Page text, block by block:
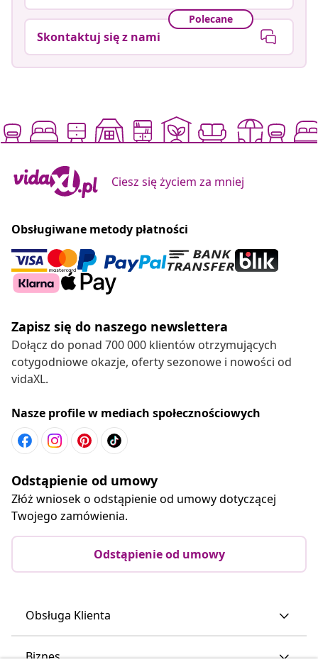
Polecane
Skontaktuj się z nami
Ciesz się życiem za mniej
Obsługiwane metody płatności
Zapisz się do naszego newslettera
Dołącz do ponad 700 000 klientów otrzymujących
cotygodniowe okazje, oferty sezonowe i nowości od
vidaXL.
Nasze profile w mediach społecznościowych
Odstąpienie od umowy
Złóż wniosek o odstąpienie od umowy dotyczącej
Twojego zamówienia.
Odstąpienie od umowy
Obsługa Klienta
Biznes